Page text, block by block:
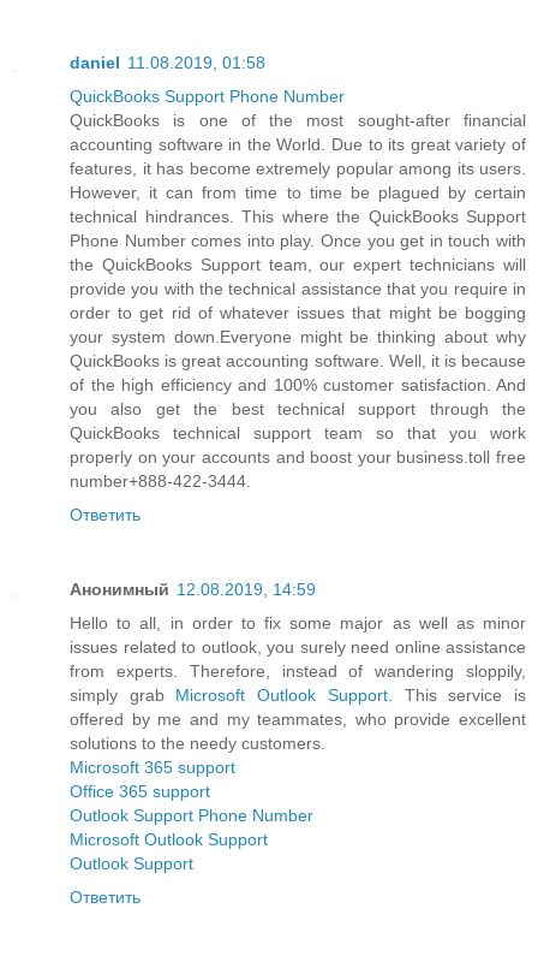
daniel 11.08.2019, 01:58
QuickBooks Support Phone Number
QuickBooks is one of the most sought-after financial
accounting software in the World. Due to its great variety of
features, it has become extremely popular among its users.
However, it can from time to time be plagued by certain
technical hindrances. This where the QuickBooks Support
Phone Number comes into play. Once you get in touch with
the QuickBooks Support team, our expert technicians will
provide you with the technical assistance that you require in
order to get rid of whatever issues that might be bogging
your system down.Everyone might be thinking about why
QuickBooks is great accounting software. Well, it is because
of the high efficiency and 100% customer satisfaction. And
you also get the best technical support through the
QuickBooks technical support team so that you work
properly on your accounts and boost your business.toll free
number+888-422-3444.
Ответить
Анонимный 12.08.2019, 14:59
Hello to all, in order to fix some major as well as minor
issues related to outlook, you surely need online assistance
from experts. Therefore, instead of wandering sloppily,
simply grab Microsoft Outlook Support. This service is
offered by me and my teammates, who provide excellent
solutions to the needy customers.
Microsoft 365 support
Office 365 support
Outlook Support Phone Number
Microsoft Outlook Support
Outlook Support
Ответить